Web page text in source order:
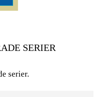
SERIER
serier.